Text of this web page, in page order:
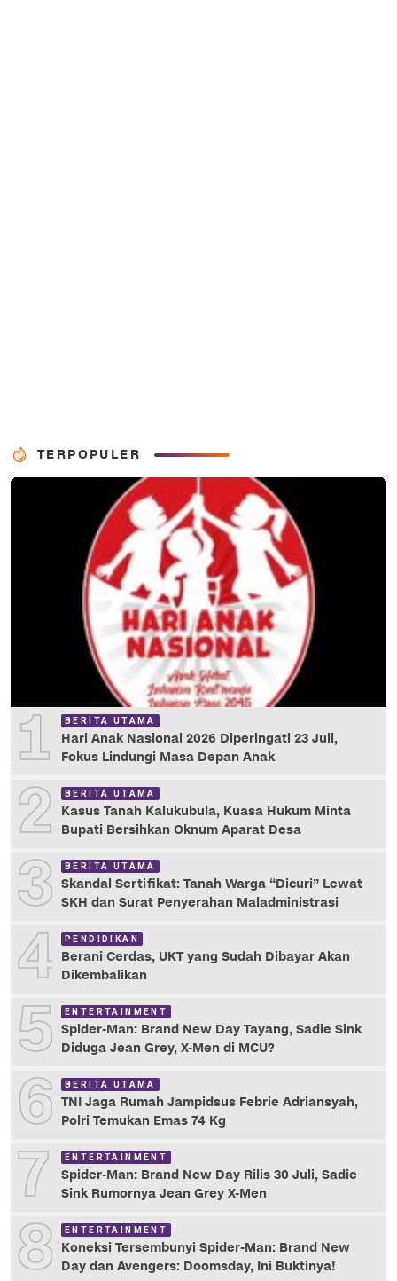
TERPOPULER
1 BERITA UTAMA
Hari Anak Nasional 2026 Diperingati 23 Juli,
Fokus Lindungi Masa Depan Anak
2 BERITA UTAMA
Kasus Tanah Kalukubula, Kuasa Hukum Minta
Bupati Bersihkan Oknum Aparat Desa
3 BERITA UTAMA
Skandal Sertifikat: Tanah Warga “Dicuri” Lewat
SKH dan Surat Penyerahan Maladministrasi
4 PENDIDIKAN
Berani Cerdas, UKT yang Sudah Dibayar Akan
Dikembalikan
5 ENTERTAINMENT
Spider-Man: Brand New Day Tayang, Sadie Sink
Diduga Jean Grey, X-Men di MCU?
6 BERITA UTAMA
TNI Jaga Rumah Jampidsus Febrie Adriansyah,
Polri Temukan Emas 74 Kg
7 ENTERTAINMENT
Spider-Man: Brand New Day Rilis 30 Juli, Sadie
Sink Rumornya Jean Grey X-Men
8 ENTERTAINMENT
Koneksi Tersembunyi Spider-Man: Brand New
Day dan Avengers: Doomsday, Ini Buktinya!